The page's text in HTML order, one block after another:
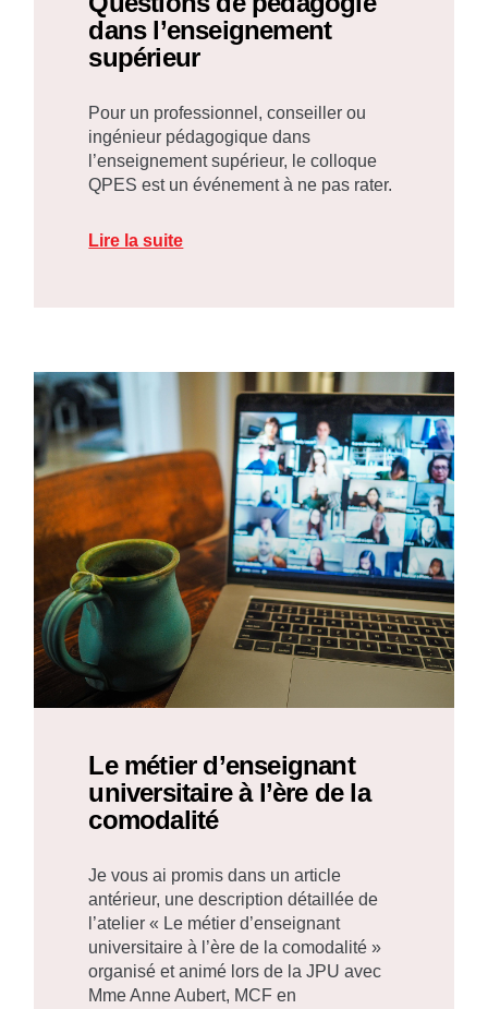
dans l’enseignement
supérieur
Pour un professionnel, conseiller ou
ingénieur pédagogique dans
l’enseignement supérieur, le colloque
QPES est un événement à ne pas rater.
Lire la suite
Le métier d’enseignant
universitaire à l’ère de la
comodalité
Je vous ai promis dans un article
antérieur, une description détaillée de
l’atelier « Le métier d’enseignant
universitaire à l’ère de la comodalité »
organisé et animé lors de la JPU avec
Mme Anne Aubert, MCF en